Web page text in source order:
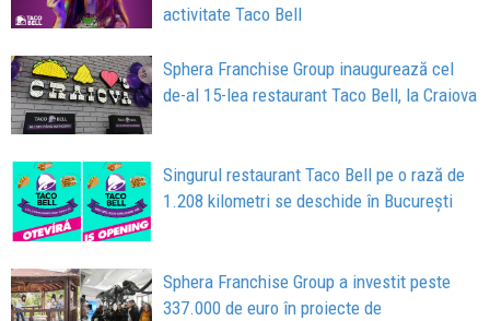
activitate Taco Bell
Sphera Franchise Group inaugurează cel
de-al 15-lea restaurant Taco Bell, la Craiova
Singurul restaurant Taco Bell pe o rază de
1.208 kilometri se deschide în București
Sphera Franchise Group a investit peste
337.000 de euro în proiecte de